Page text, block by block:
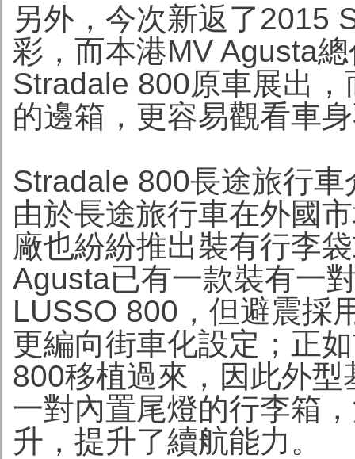
另外，今次新返了2015
彩，而本港MV Agusta
Stradale 800原車展出
的邊箱，更容易觀看車
Stradale 800長途旅行車
由於長途旅行車在外國
廠也紛紛推出裝有行李
Agusta已有一款裝有一
LUSSO 800，但避震採
更編向街車化設定；正
800移植過來，因此外
一對內置尾燈的行李箱
升，提升了續航能力。